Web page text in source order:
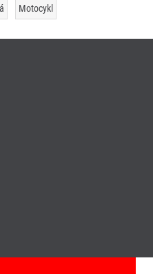
Motocykl